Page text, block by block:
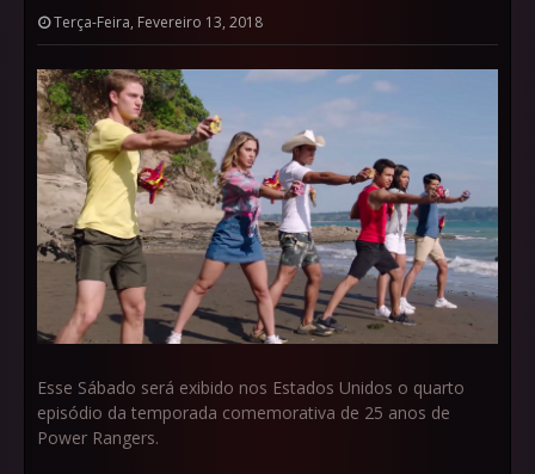
Terça-Feira, Fevereiro 13, 2018
Esse Sábado será exibido nos Estados Unidos o quarto
episódio da temporada comemorativa de 25 anos de
Power Rangers.